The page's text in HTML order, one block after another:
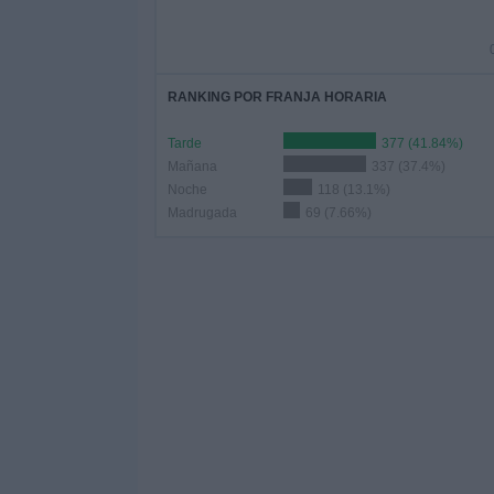
RANKING POR FRANJA HORARIA
Tarde
377 (41.84%)
Mañana
337 (37.4%)
Noche
118 (13.1%)
Madrugada
69 (7.66%)